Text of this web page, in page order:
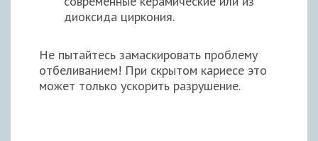
диоксида циркония.
Не пытайтесь замаскировать проблему
отбеливанием! При скрытом кариесе это
может только ускорить разрушение.